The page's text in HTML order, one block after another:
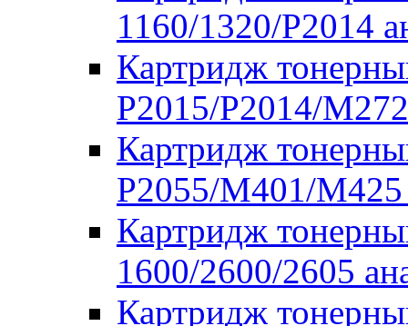
1160/1320/P2014
Картридж
P2015/P2014/
Картридж
P2055/M401/
Картридж
1600/2600/2605
Картридж